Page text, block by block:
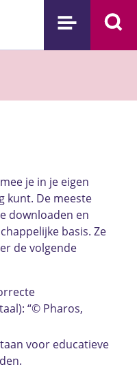
je in je eigen
kunt. De meeste
downloaden en
basis. Ze
de volgende
“© Pharos,
voor educatieve